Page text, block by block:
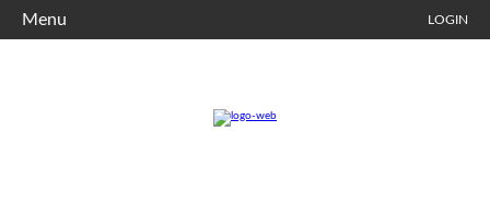
Menu LOGIN